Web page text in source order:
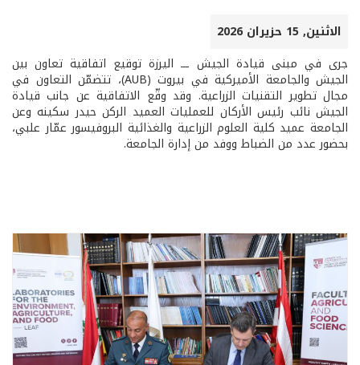
الاثنين, 15 حزيران 2026
جرى في مبنى قيادة الجيش ـــ اليرزة توقيع اتفاقية تعاون بين
الجيش والجامعة الأميركية في بيروت (AUB)، تتضمّن التعاون في
مجال تطوير التقنيات الزراعية. وقد وقّع الاتفاقية عن جانب قيادة
الجيش نائب رئيس الأركان للعمليات العميد الركن حيدر سكينه وعن
الجامعة عميد كلية العلوم الزراعية والغذائية البروفيسور عمّار علبي،
بحضور عدد من الضباط ووفد من إدارة الجامعة.